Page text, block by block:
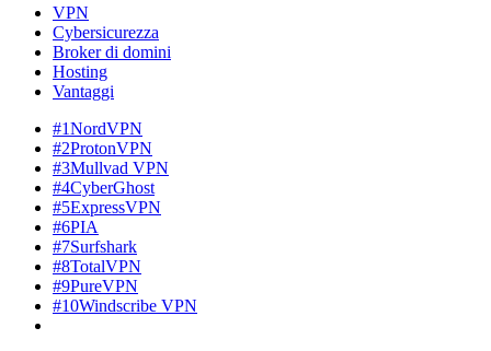
VPN
Cybersicurezza
Broker di domini
Hosting
Vantaggi
#1NordVPN
#2ProtonVPN
#3Mullvad VPN
#4CyberGhost
#5ExpressVPN
#6PIA
#7Surfshark
#8TotalVPN
#9PureVPN
#10Windscribe VPN